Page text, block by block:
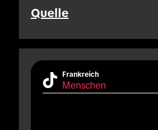
Quelle
Frankreich
Menschen